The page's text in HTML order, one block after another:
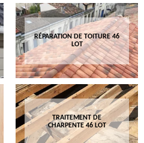
RÉPARATION DE TOITURE 46
LOT
TRAITEMENT DE
CHARPENTE 46 LOT